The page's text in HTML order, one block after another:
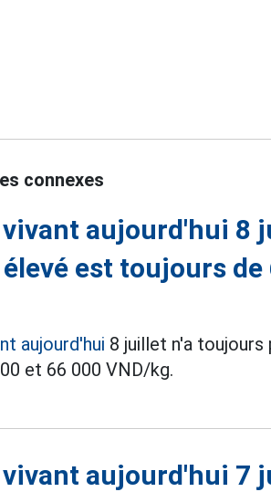
connexes
aujourd'hui 8
est toujours de
aujourd'hui 8 juillet n'a toujours
et 66 000 VND/kg.
aujourd'hui 7